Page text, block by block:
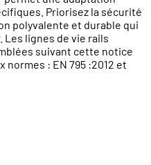
Priorisez la sécurité
polyvalente et durable qui
lignes de vie rails
suivant cette notice
: EN 795 :2012 et